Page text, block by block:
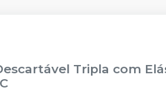
Tripla com